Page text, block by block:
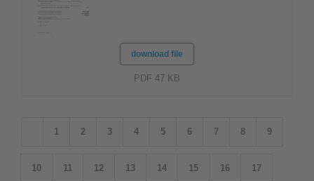
download file
PDF 47 KB
1 2 3 4 5 6 7 8 9
10 11 12 13 14 15 16 17